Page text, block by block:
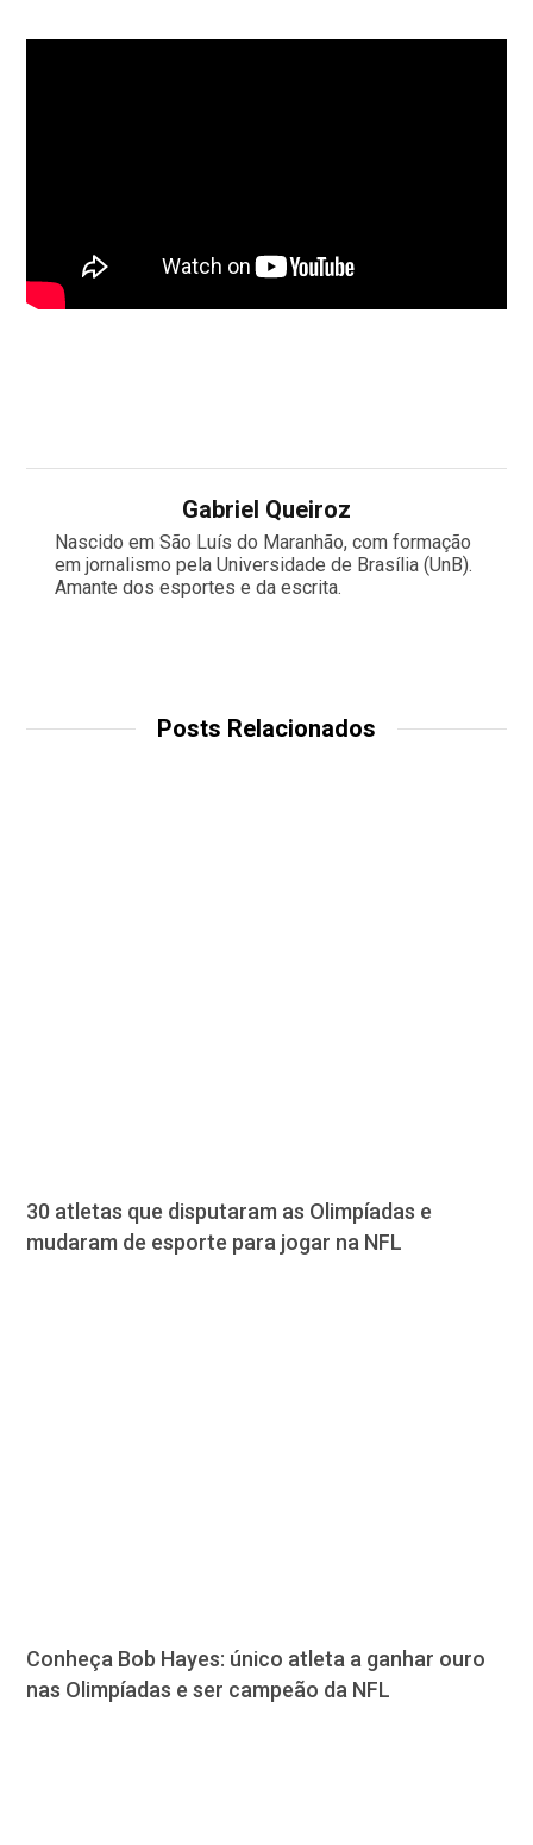
Gabriel Queiroz
Nascido em São Luís do Maranhão, com formação
em jornalismo pela Universidade de Brasília (UnB).
Amante dos esportes e da escrita.
Posts Relacionados
30 atletas que disputaram as Olimpíadas e
mudaram de esporte para jogar na NFL
Conheça Bob Hayes: único atleta a ganhar ouro
nas Olimpíadas e ser campeão da NFL